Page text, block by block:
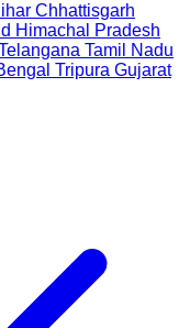
Chhattisgarh
Himachal Pradesh
Tamil Nadu
Tripura Gujarat